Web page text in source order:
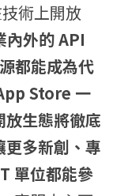
術上開放
內外的 API
都能成為代
Store 一
生態將徹底
多新創、專
單位都能參